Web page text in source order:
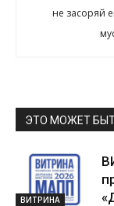
не засоряй
ЭТО МОЖЕТ
ВИТРИНА